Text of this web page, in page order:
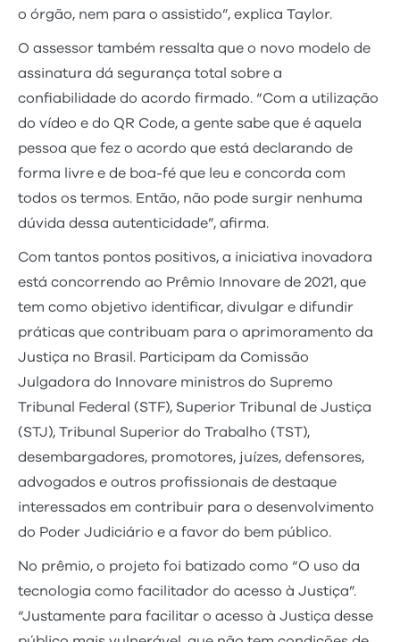
o órgão, nem para o assistido”, explica Taylor.
O assessor também ressalta que o novo modelo de
assinatura dá segurança total sobre a
confiabilidade do acordo firmado. “Com a utilização
do vídeo e do QR Code, a gente sabe que é aquela
pessoa que fez o acordo que está declarando de
forma livre e de boa-fé que leu e concorda com
todos os termos. Então, não pode surgir nenhuma
dúvida dessa autenticidade”, afirma.
Com tantos pontos positivos, a iniciativa inovadora
está concorrendo ao Prêmio Innovare de 2021, que
tem como objetivo identificar, divulgar e difundir
práticas que contribuam para o aprimoramento da
Justiça no Brasil. Participam da Comissão
Julgadora do Innovare ministros do Supremo
Tribunal Federal (STF), Superior Tribunal de Justiça
(STJ), Tribunal Superior do Trabalho (TST),
desembargadores, promotores, juízes, defensores,
advogados e outros profissionais de destaque
interessados em contribuir para o desenvolvimento
do Poder Judiciário e a favor do bem público.
No prêmio, o projeto foi batizado como “O uso da
tecnologia como facilitador do acesso à Justiça”.
“Justamente para facilitar o acesso à Justiça desse